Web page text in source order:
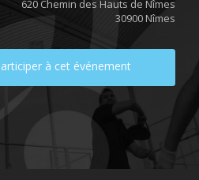
620 Chemin des Hauts de Nîmes
30900 Nîmes
à cet événement